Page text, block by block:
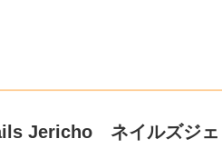
Jericho ネイルズジ